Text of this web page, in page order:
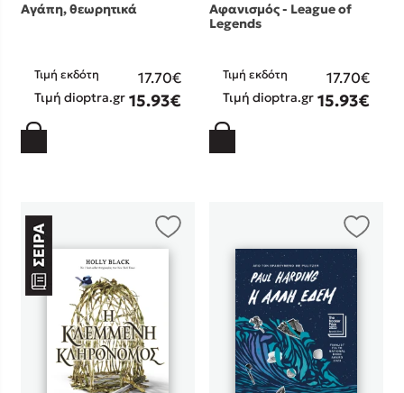
Αγάπη, θεωρητικά
Τιμή εκδότη 17.70€
Τιμή dioptra.gr 15.93€
Αφανισμός - League of
Legends
Τιμή εκδότη 17.70€
Τιμή dioptra.gr 15.93€